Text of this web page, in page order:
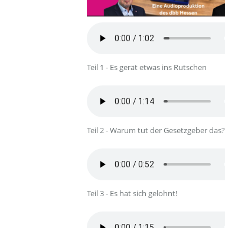
Teil 1 - Es gerät etwas ins Rutschen
Teil 2 - Warum tut der Gesetzgeber das?
Teil 3 - Es hat sich gelohnt!